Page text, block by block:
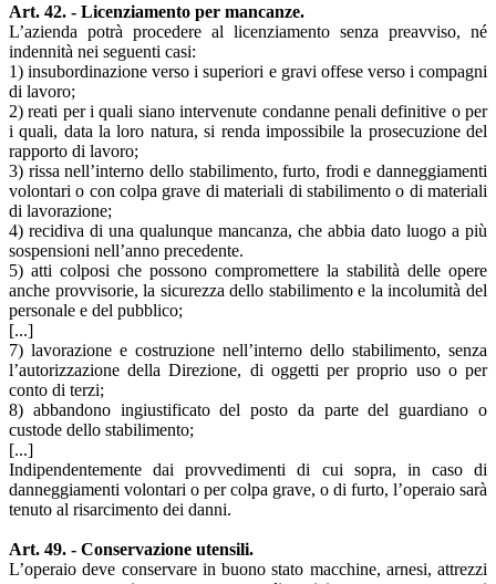
Art. 42. - Licenziamento per mancanze.
L’azienda potrà procedere al licenziamento senza preavviso, né
indennità nei seguenti casi:
1) insubordinazione verso i superiori e gravi offese verso i compagni
di lavoro;
2) reati per i quali siano intervenute condanne penali definitive o per
i quali, data la loro natura, si renda impossibile la prosecuzione del
rapporto di lavoro;
3) rissa nell’interno dello stabilimento, furto, frodi e danneggiamenti
volontari o con colpa grave di materiali di stabilimento o di materiali
di lavorazione;
4) recidiva di una qualunque mancanza, che abbia dato luogo a più
sospensioni nell’anno precedente.
5) atti colposi che possono compromettere la stabilità delle opere
anche provvisorie, la sicurezza dello stabilimento e la incolumità del
personale e del pubblico;
[...]
7) lavorazione e costruzione nell’interno dello stabilimento, senza
l’autorizzazione della Direzione, di oggetti per proprio uso o per
conto di terzi;
8) abbandono ingiustificato del posto da parte del guardiano o
custode dello stabilimento;
[...]
Indipendentemente dai provvedimenti di cui sopra, in caso di
danneggiamenti volontari o per colpa grave, o di furto, l’operaio sarà
tenuto al risarcimento dei danni.
Art. 49. - Conservazione utensili.
L’operaio deve conservare in buono stato macchine, arnesi, attrezzi